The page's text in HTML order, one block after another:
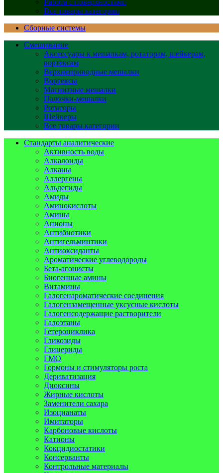
Работа с поверхностями
Все товары категории
Сборные системы
Смешивание
Аксессуары к мешалкам, ротаторам, шейкерам,
вортексам
Верхнеприводные мешалки
Вортексы
Магнитные мешалки
Палочки-мешалки
Ротаторы
Шейкеры
Все товары категории
Стандарты аналитические
Активность воды
Алкалоиды
Алканы
Аллергены
Альдегиды
Амиды
Аминокислоты
Амины
Анионы
Антибиотики
Антигельминтики
Антиоксиданты
Ароматические углеводороды
Бета-агонисты
Биогенные амины
Витамины
Галогенароматические соединения
Галогензамещенные уксусные кислоты
Галогенсодержащие растворители
Галоэтаны
Гетероциклика
Гликозиды
Глицериды
ГМО
Гормоны и стимуляторы роста
Дериватизация
Диоксины
Жирные кислоты
Заменители сахара
Изоцианаты
Имитаторы
Карбоновые кислоты
Катионы
Кокцидиостатики
Консерванты
Контрольные материалы